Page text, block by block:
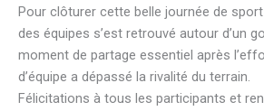
Pour clôturer cette belle journée de sport
des équipes s’est retrouvé autour d’un
moment de partage essentiel après
d’équipe a dépassé la rivalité du terrain.​
Félicitations à tous les participants et